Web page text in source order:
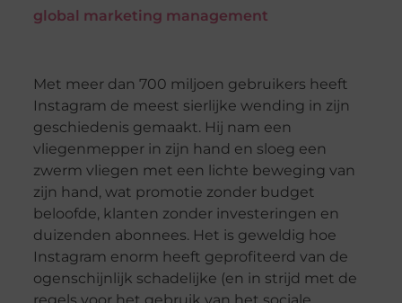
global marketing management
Met meer dan 700 miljoen gebruikers heeft
Instagram de meest sierlijke wending in zijn
geschiedenis gemaakt. Hij nam een ​​
vliegenmepper in zijn hand en sloeg een
zwerm vliegen met een lichte beweging van
zijn hand, wat promotie zonder budget
beloofde, klanten zonder investeringen en
duizenden abonnees. Het is geweldig hoe
Instagram enorm heeft geprofiteerd van de
ogenschijnlijk schadelijke (en in strijd met de